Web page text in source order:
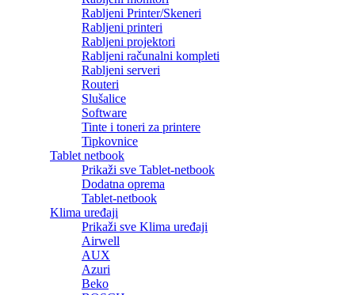
Rabljeni Printer/Skeneri
Rabljeni printeri
Rabljeni projektori
Rabljeni računalni kompleti
Rabljeni serveri
Routeri
Slušalice
Software
Tinte i toneri za printere
Tipkovnice
Tablet netbook
Prikaži sve Tablet-netbook
Dodatna oprema
Tablet-netbook
Klima uređaji
Prikaži sve Klima uređaji
Airwell
AUX
Azuri
Beko